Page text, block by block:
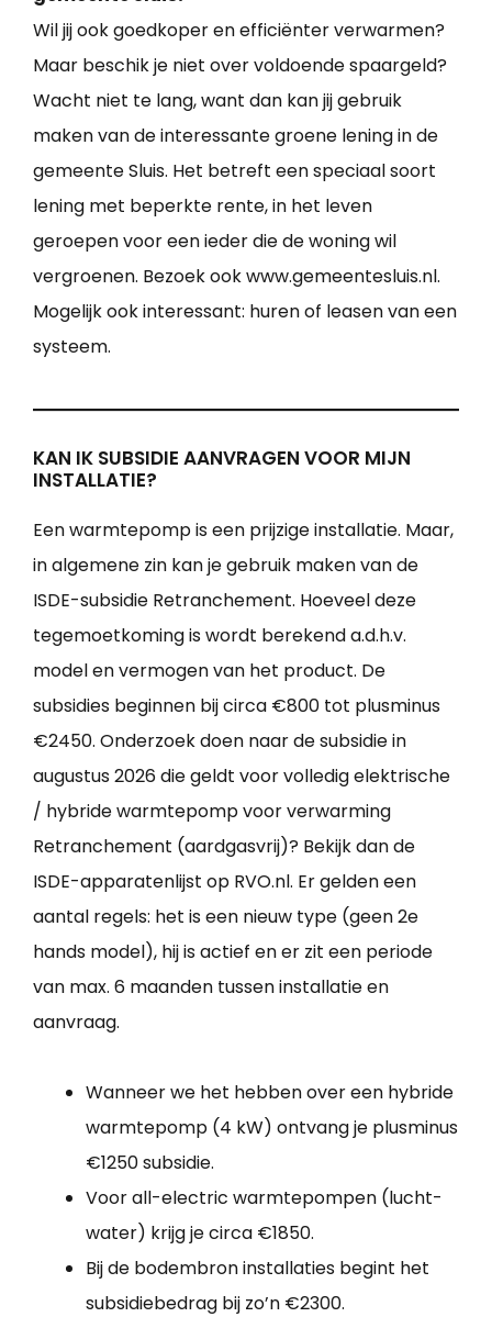
Wil jij ook goedkoper en efficiënter verwarmen?
Maar beschik je niet over voldoende spaargeld?
Wacht niet te lang, want dan kan jij gebruik
maken van de interessante groene lening in de
gemeente Sluis. Het betreft een speciaal soort
lening met beperkte rente, in het leven
geroepen voor een ieder die de woning wil
vergroenen. Bezoek ook www.gemeentesluis.nl.
Mogelijk ook interessant: huren of leasen van een
systeem.
KAN IK SUBSIDIE AANVRAGEN VOOR MIJN
INSTALLATIE?
Een warmtepomp is een prijzige installatie. Maar,
in algemene zin kan je gebruik maken van de
ISDE-subsidie Retranchement. Hoeveel deze
tegemoetkoming is wordt berekend a.d.h.v.
model en vermogen van het product. De
subsidies beginnen bij circa €800 tot plusminus
€2450. Onderzoek doen naar de subsidie in
augustus 2026 die geldt voor volledig elektrische
/ hybride warmtepomp voor verwarming
Retranchement (aardgasvrij)? Bekijk dan de
ISDE-apparatenlijst op RVO.nl. Er gelden een
aantal regels: het is een nieuw type (geen 2e
hands model), hij is actief en er zit een periode
van max. 6 maanden tussen installatie en
aanvraag.
Wanneer we het hebben over een hybride
warmtepomp (4 kW) ontvang je plusminus
€1250 subsidie.
Voor all-electric warmtepompen (lucht-
water) krijg je circa €1850.
Bij de bodembron installaties begint het
subsidiebedrag bij zo’n €2300.